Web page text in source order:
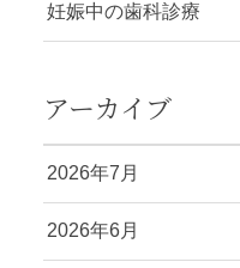
妊娠中の歯科診療
アーカイブ
2026年7月
2026年6月